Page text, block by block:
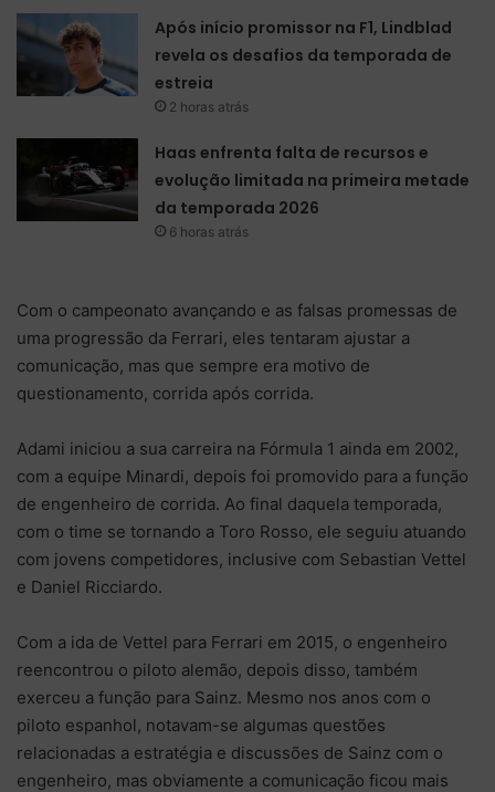
Após início promissor na F1, Lindblad
revela os desafios da temporada de
estreia
2 horas atrás
Haas enfrenta falta de recursos e
evolução limitada na primeira metade
da temporada 2026
6 horas atrás
Com o campeonato avançando e as falsas promessas de
uma progressão da Ferrari, eles tentaram ajustar a
comunicação, mas que sempre era motivo de
questionamento, corrida após corrida.
Adami iniciou a sua carreira na Fórmula 1 ainda em 2002,
com a equipe Minardi, depois foi promovido para a função
de engenheiro de corrida. Ao final daquela temporada,
com o time se tornando a Toro Rosso, ele seguiu atuando
com jovens competidores, inclusive com Sebastian Vettel
e Daniel Ricciardo.
Com a ida de Vettel para Ferrari em 2015, o engenheiro
reencontrou o piloto alemão, depois disso, também
exerceu a função para Sainz. Mesmo nos anos com o
piloto espanhol, notavam-se algumas questões
relacionadas a estratégia e discussões de Sainz com o
engenheiro, mas obviamente a comunicação ficou mais